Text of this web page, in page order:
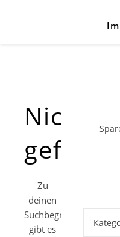
Nichts
Zu
deinen
Suchbegriffen
gibt es